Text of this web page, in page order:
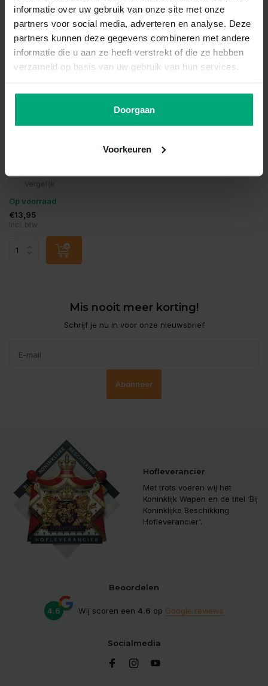
informatie over uw gebruik van onze site met onze
partners voor social media, adverteren en analyse. Deze
partners kunnen deze gegevens combineren met andere
informatie die u aan ze heeft verstrekt of die ze hebben
verzameld op basis van uw gebruik van hun services.
Doorgaan
Voorkeuren
Oase
Vergelijk
Op voorraad
€13,95
Incl. btw
Mis nooit meer korting!
Schrijf je nu in voor onze nieuwsbrief
Abonneer
Hofleverancier
Met trots voeren wij het
Koninklijk Wapen en de titel ‘Bij
Koninklijke Beschikking
Hofleverancier'.
Beoordelen
4.6 Wij scoren een 4.6 op Google reviews
Socialmedia